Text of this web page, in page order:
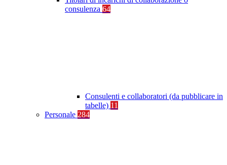
consulenza 64
Consulenti e collaboratori (da pubblicare in
tabelle) 11
Personale 284